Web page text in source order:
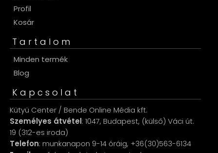
Profil
Kosár
Tartalom
Minden termék
Blog
Kapcsolat
Kütyü Center / Bende Online Média kft.
Személyes átvétel: 1047, Budapest, (külső) Váci út.
19 (312-es iroda)
Telefon: munkanapon 9-14 óráig, +36(30)563-6134